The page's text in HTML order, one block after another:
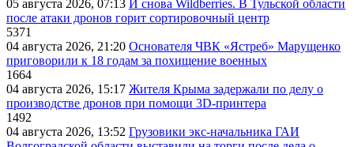
05 августа 2026, 07:13 И снова Wildberries. В Тульской области
после атаки дронов горит сортировочный центр
5371
04 августа 2026, 21:20 Основателя ЧВК «Ястреб» Марущенко
приговорили к 18 годам за похищение военных
1664
04 августа 2026, 15:17 Жителя Крыма задержали по делу о
производстве дронов при помощи 3D‑принтера
1492
04 августа 2026, 13:52 Грузовики экс-начальника ГАИ